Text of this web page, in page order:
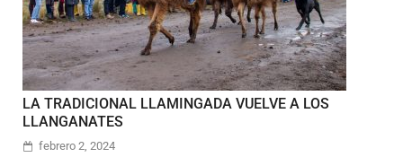
LA TRADICIONAL LLAMINGADA VUELVE A LOS
LLANGANATES
febrero 2, 2024